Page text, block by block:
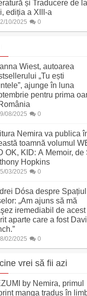
și Traducere de la
ediția a XIII-a
10/2025 0
Wiest, autoarea
„Tu ești
ajunge în luna
pentru prima
08/2025 0
Nemira va publica
toamnă volumul
OK, KID: A Memoir, de
Hopkins
03/2025 0
Dósa despre Spațiul
„Am ajuns să mă
iremediabil de acest
aparte care a fost
02/2025 0
vrei să fii azi
by Nemira, primul
manga tradus în